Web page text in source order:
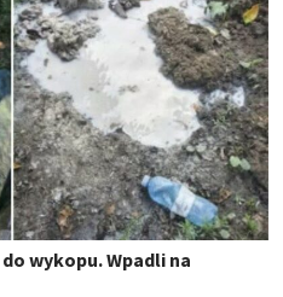
wykopu. Wpadli na